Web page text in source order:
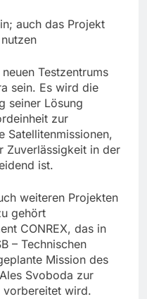
auch das Projekt
Testzentrums
sein. Es wird die
seiner Lösung
zur
Satellitenmissionen,
Zuverlässigkeit in der
ist.
weiteren Projekten
gehört
CONREX, das in
– Technischen
Mission des
Svoboda zur
vorbereitet wird.